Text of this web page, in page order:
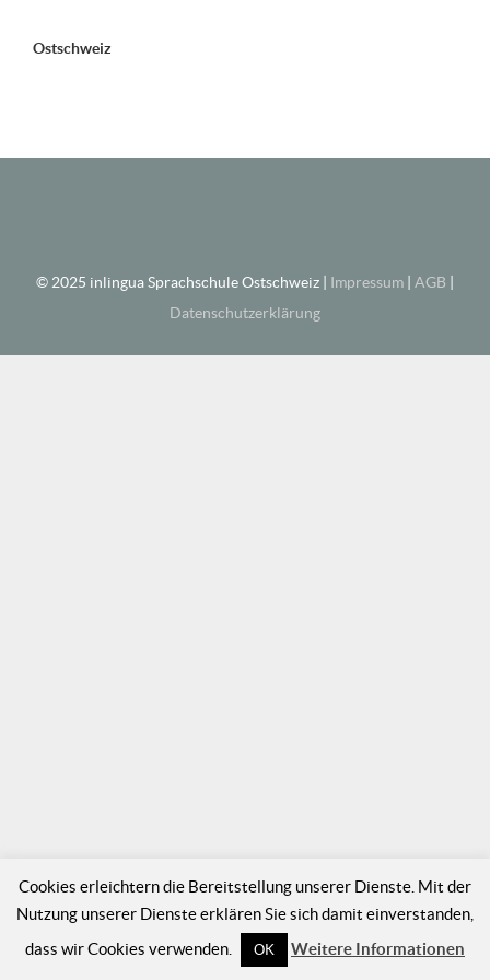
Ostschweiz
© 2025 inlingua Sprachschule Ostschweiz | Impressum AGB
Datenschutzerklärung
Cookies erleichtern die Bereitstellung unserer Dienste. Mit der
Nutzung unserer Dienste erklären Sie sich damit einverstanden,
dass wir Cookies verwenden.
OK Weitere Informationen